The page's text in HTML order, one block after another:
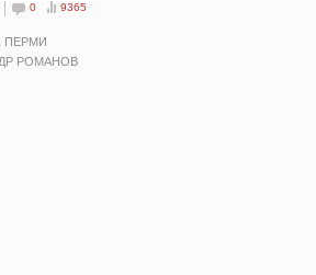
0 9365
ПЕРМИ
РОМАНОВ